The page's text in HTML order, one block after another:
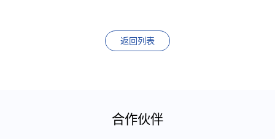
返回列表
合作伙伴